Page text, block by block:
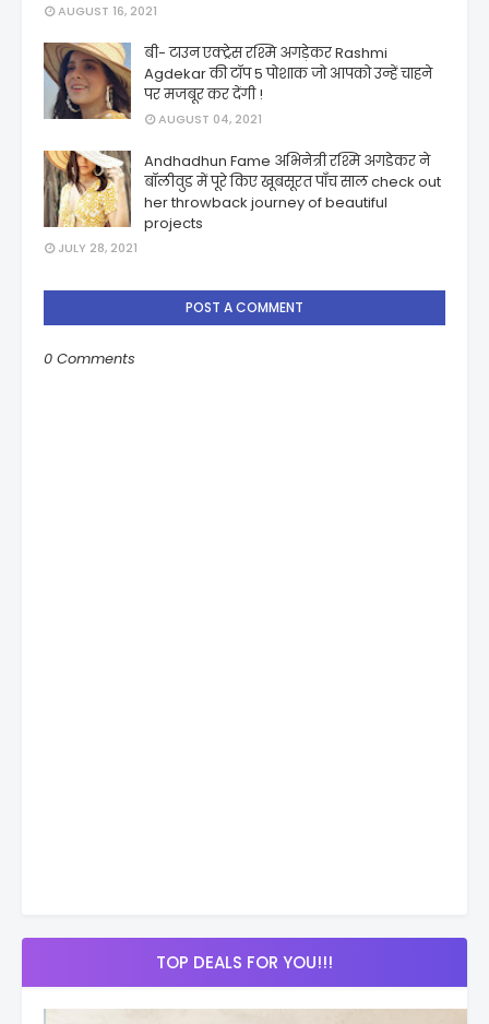
AUGUST 16, 2021
बी- टाउन एक्ट्रेस रश्मि अगड़ेकर Rashmi
Agdekar की टॉप 5 पोशाक जो आपको उन्हें चाहने
पर मजबूर कर देंगी !
AUGUST 04, 2021
Andhadhun Fame अभिनेत्री रश्मि अगडेकर ने
बॉलीवुड में पूरे किए खूबसूरत पाँच साल check out
her throwback journey of beautiful
projects
JULY 28, 2021
POST A COMMENT
0 Comments
TOP DEALS FOR YOU!!!